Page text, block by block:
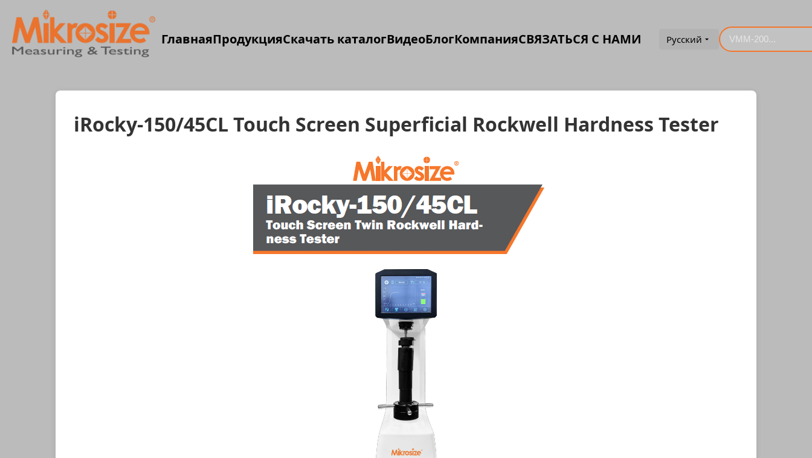
ГлавнаяПродукцияСкачать каталогВидеоБлогКомпанияСВЯЗАТЬСЯ С НАМИ Русский
iRocky-150/45CL Touch Screen Superficial Rockwell Hardness Tester